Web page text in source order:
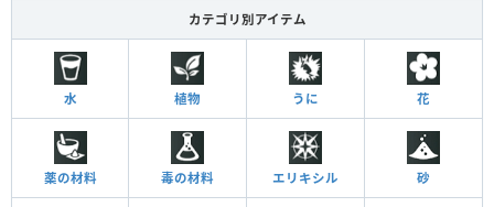
カテゴリ別アイテム
水 植物 うに 花
薬の材料 毒の材料 エリキシル 砂